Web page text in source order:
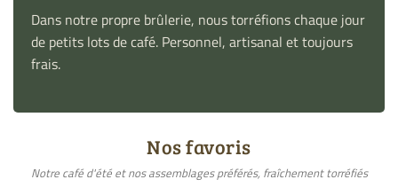
Dans notre propre brûlerie, nous torréfions chaque jour
de petits lots de café. Personnel, artisanal et toujours
frais.
Nos favoris
Notre café d'été et nos assemblages préférés, fraîchement torréfiés